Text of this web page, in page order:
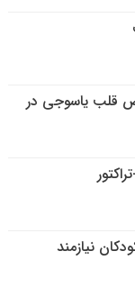
قلب یاسوجی در
نیازمند